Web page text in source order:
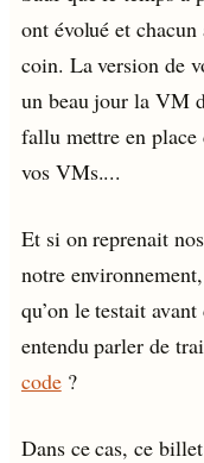
ont évolué et
coin. La version de
un beau jour la VM
fallu mettre en place
vos VMs....
Et si on reprenait
notre
qu’on le testait
entendu parler de
code?
Dans ce cas, ce